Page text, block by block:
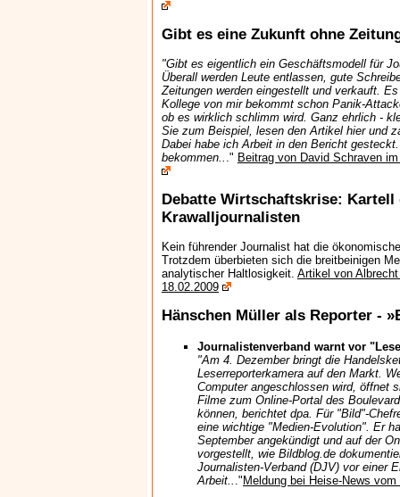
Gibt es eine Zukunft ohne
"Gibt es eigentlich ein Geschäftsmodell für
Überall werden Leute entlassen, gute
Zeitungen werden eingestellt und verkauft.
Kollege von mir bekommt schon Panik-
ob es wirklich schlimm wird. Ganz ehrlich -
Sie zum Beispiel, lesen den Artikel hier und
Dabei habe ich Arbeit in den Bericht
bekommen.. ." Beitrag von David Schraven
Debatte Wirtschaftskrise: Kartell
Krawalljournalisten
Kein führender Journalist hat die
Trotzdem überbieten sich die breitbeinigen
analytischer Haltlosigkeit. Artikel von
18.02.2009
Hänschen Müller als Reporter -
Journalistenverband warnt vor
"Am 4. Dezember bringt die
Leserreporterkamera auf den Markt.
Computer angeschlossen wird, öffnet
Filme zum Online-Portal des
können, berichtet dpa. Für "Bild"-
eine wichtige "Medien-Evolution". Er
September angekündigt und auf der
vorgestellt, wie Bildblog.de
Journalisten-Verband (DJV) vor einer
Arbeit.. ." Meldung bei Heise-News vom